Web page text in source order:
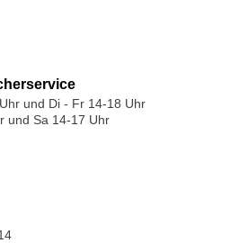
und Di - Fr 14-18 Uhr
und Sa 14-17 Uhr